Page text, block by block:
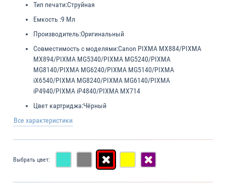
Тип печати:Струйная
Емкость :9 Мл
Производитель:Оригинальный
Совместимость с моделями:Canon PIXMA MX884/PIXMA
MX894/PIXMA MG5340/PIXMA MG5240/PIXMA
MG8140/PIXMA MG6240/PIXMA MG5140/PIXMA
iX6540/PIXMA MG8240/PIXMA MG6140/PIXMA
iP4940/PIXMA iP4840/PIXMA MX714
Цвет картриджа:Чёрный
Все характеристики
Выбрать цвет: